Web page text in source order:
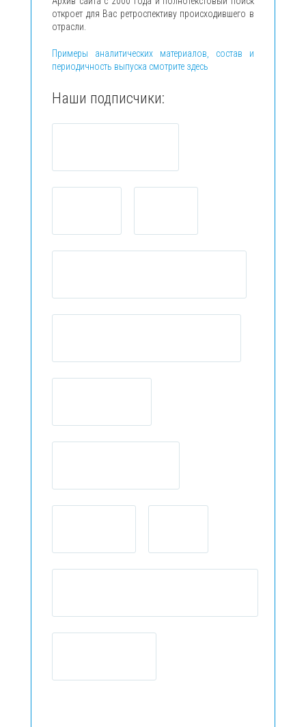
откроет для Вас ретроспективу происходившего в
отрасли.
Примеры аналитических материалов, состав и
периодичность выпуска смотрите здесь
Наши подписчики: